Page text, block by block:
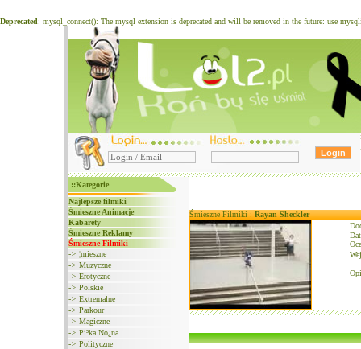
Deprecated: mysql_connect(): The mysql extension is deprecated and will be removed in the future: use
::Kategorie
Najlepsze filmiki
Śmieszne Animacje
Kabarety
Śmieszne Reklamy
Śmieszne Filmiki
-> ¦mieszne
-> Muzyczne
-> Erotyczne
-> Polskie
-> Extremalne
-> Parkour
-> Magiczne
-> Pi³ka No¿na
-> Polityczne
Śmieszne Filmiki :Rayan Sheckler